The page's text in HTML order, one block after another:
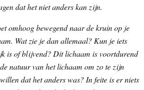
dat het niet anders kan zijn.
omhoog bewegend naar de kruin op je
Wat zie je dan allemaal? Kun je iets
is of blijvend? Dit lichaam is voortdurend
natuur van het lichaam om zo te zijn
dat het anders was? In feite is er niets